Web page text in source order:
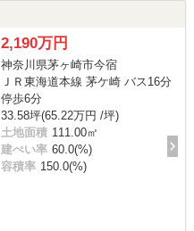
2,190万円
神奈川県茅ヶ崎市今宿
ＪＲ東海道本線 茅ケ崎 バス16分
停歩6分
33.58坪(65.22万円 /坪)
土地面積 111.00㎡
建ぺい率 60.0(%)
容積率 150.0(%)